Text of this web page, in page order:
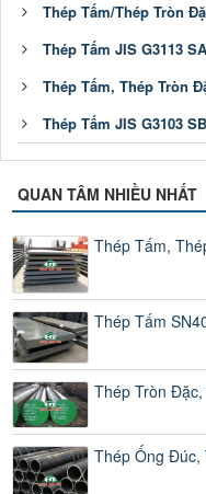
Thép Tấm/Thép Tròn
Thép Tấm JIS G3113
Thép Tấm, Thép Tròn
Thép Tấm JIS G3103
QUAN TÂM NHIỀU NHẤT
Thép Tấm,
Thép Tấm
Thép Tròn
Thép Ống Đúc,